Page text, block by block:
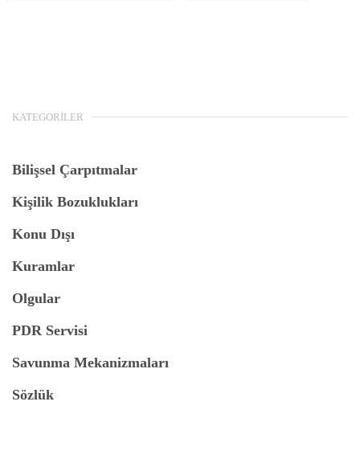
KATEGORILER
Bilişsel Çarpıtmalar
Kişilik Bozuklukları
Konu Dışı
Kuramlar
Olgular
PDR Servisi
Savunma Mekanizmaları
Sözlük